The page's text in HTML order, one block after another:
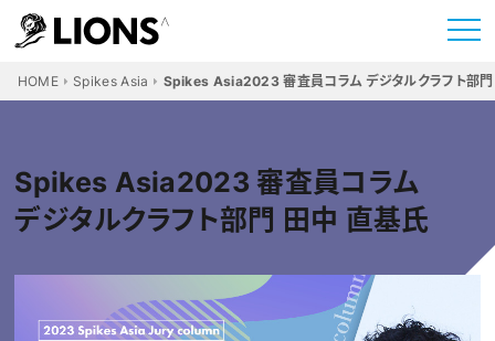
HOME Spikes Asia Spikes Asia2023 審査員コラム デジタルクラフト部
Spikes Asia2023 審査員コラム
デジタルクラフト部門 田中 直基氏